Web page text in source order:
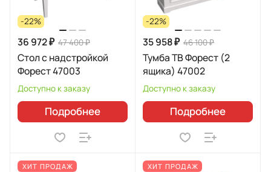
-22%
36 972 ₽ 47 400 ₽
Стол с надстройкой
Форест 47003
Доступно к заказу
Подробнее
-22%
35 958 ₽ 46 100 ₽
Тумба ТВ Форест (2
ящика) 47002
Доступно к заказу
Подробнее
ХИТ ПРОДАЖ ХИТ ПРОДАЖ